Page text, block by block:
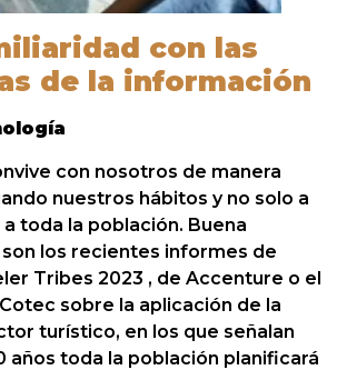
con las
de la información
con nosotros de manera
nuestros hábitos y no solo a
toda la población. Buena
los recientes informes de
Tribes 2023 , de Accenture o el
sobre la aplicación de la
turístico, en los que señalan
años toda la población planificará